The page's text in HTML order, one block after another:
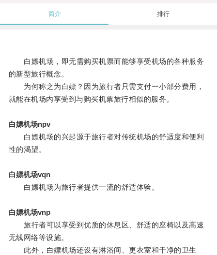
简介 排行
白嫖机场，即无需购买机票而能够享受机场的各种服务
的新型旅行概念。
为何称之为白嫖？因为旅行者只需支付一小部分费用，
就能在机场内享受到与购买机票旅行相似的服务。
白嫖机场npv
白嫖机场的兴起源于旅行者对传统机场的舒适度和便利
性的渴望。
白嫖机场vqn
白嫖机场为旅行者提供一流的舒适体验。
白嫖机场vnp
旅行者可以享受到优质的休息区、舒适的座椅以及高速
无线网络等设施。
此外，白嫖机场还设有淋浴间、更衣室和干净的卫生